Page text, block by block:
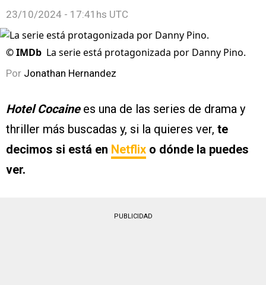
23/10/2024 - 17:41hs UTC
©IMDb La serie está protagonizada por Danny Pino.
Por Jonathan Hernandez
Hotel Cocainees una de las series de drama y
thriller más buscadas y, si la quieres ver, te
decimos si está en Netflix o dónde la puedes
ver.
PUBLICIDAD